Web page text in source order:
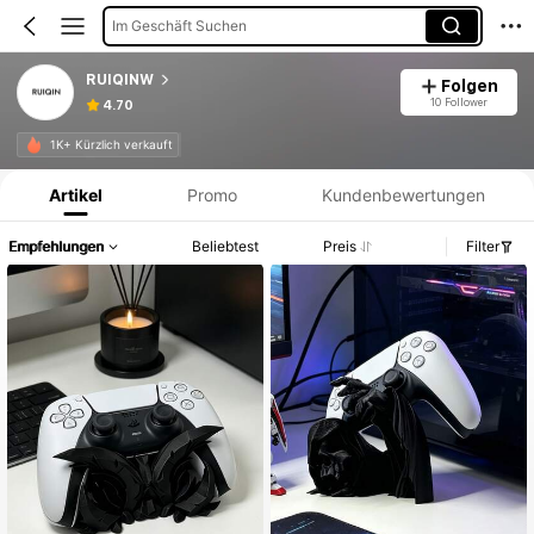
Im Geschäft Suchen
RUIQINW
4.70
Folgen
10 Follower
1K+ Kürzlich verkauft
Produktinformation: Preisangabe, Verkaufs- und Lagerbestandsdetails.
Artikel Promo Kundenbewertungen
Empfehlungen Beliebtest Preis Filter